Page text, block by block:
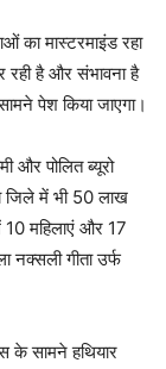
का मास्टरमाइंड रहा
रही है और संभावना है
पेश किया जाएगा।
और पोलित ब्यूरो
जिले में भी 50 लाख
10 महिलाएं और 17
नक्सली गीता उर्फ
के सामने हथियार